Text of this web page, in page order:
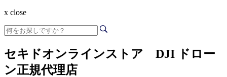
x close
セキドオンラインストア DJI ドロー
ン正規代理店